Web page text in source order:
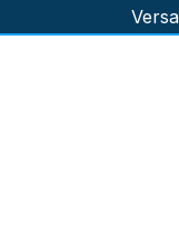
Zum Hauptinhalt